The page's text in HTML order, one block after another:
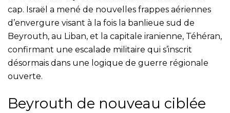
cap. Israël a mené de nouvelles frappes aériennes
d’envergure visant à la fois la banlieue sud de
Beyrouth, au Liban, et la capitale iranienne, Téhéran,
confirmant une escalade militaire qui s’inscrit
désormais dans une logique de guerre régionale
ouverte.
Beyrouth de nouveau ciblée